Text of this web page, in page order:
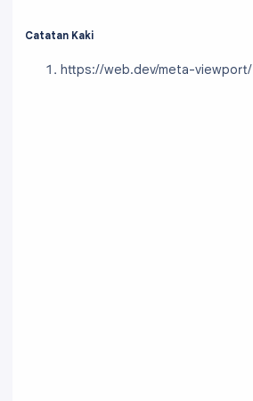
Catatan Kaki
https://web.dev/meta-viewport/